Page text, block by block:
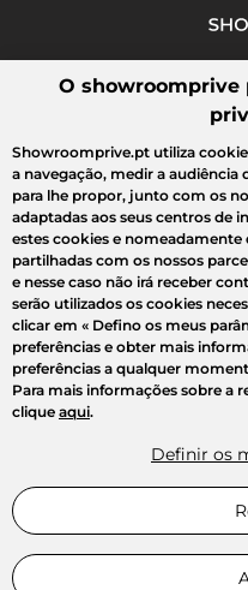
Pesquisar uma
Todas as vendas Moda
O showroomprive
Showroomprive.pt utiliza
a navegação, medir a audiência
para lhe propor, junto com os
adaptadas aos seus centros de
estes cookies e
partilhadas com os nossos
e nesse caso não irá receber
serão utilizados os cookies
clicar em « Defino os meus
preferências e obter mais
preferências a qualquer
Para mais informações sobre a
clique aqui.
Definir os